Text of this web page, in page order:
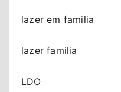
lazer em familia
lazer familia
LDO